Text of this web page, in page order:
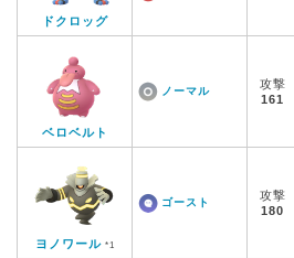
ドクロッグ
ベロベルト
ノーマル
攻撃
161
ヨノワール*1
ゴースト
攻撃
180